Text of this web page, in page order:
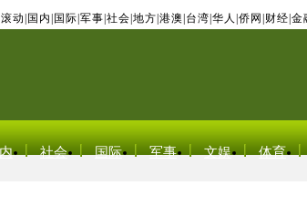
滚动 国内 国际 军事 社会 地方 港澳 台湾 华人 侨网 财经 金
社会 国际 军事 文娱 体育